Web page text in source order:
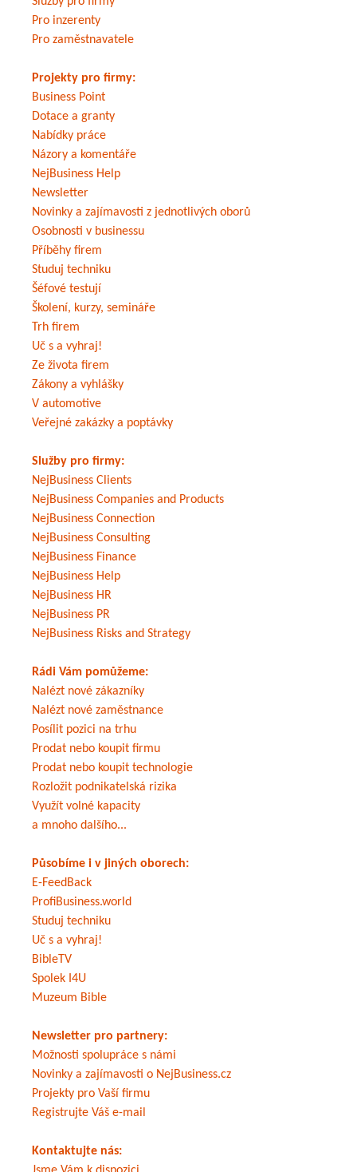
Pro inzerenty
Pro zaměstnavatele
Projekty pro firmy:
Business Point
Dotace a granty
Nabídky práce
Názory a komentáře
NejBusiness Help
Newsletter
Novinky a zajímavosti z jednotlivých oborů
Osobnosti v businessu
Příběhy firem
Studuj techniku
Šéfové testují
Školení, kurzy, semináře
Trh firem
Uč s a vyhraj!
Ze života firem
Zákony a vyhlášky
V automotive
Veřejné zakázky a poptávky
Služby pro firmy:
NejBusiness Clients
NejBusiness Companies and Products
NejBusiness Connection
NejBusiness Consulting
NejBusiness Finance
NejBusiness Help
NejBusiness HR
NejBusiness PR
NejBusiness Risks and Strategy
Rádi Vám pomůžeme:
Nalézt nové zákazníky
Nalézt nové zaměstnance
Posílit pozici na trhu
Prodat nebo koupit firmu
Prodat nebo koupit technologie
Rozložit podnikatelská rizika
Využít volné kapacity
a mnoho dalšího...
Působíme i v jiných oborech:
E-FeedBack
ProfiBusiness.world
Studuj techniku
Uč s a vyhraj!
BibleTV
Spolek I4U
Muzeum Bible
Newsletter pro partnery:
Možnosti spolupráce s námi
Novinky a zajímavosti o NejBusiness.cz
Projekty pro Vaší firmu
Registrujte Váš e-mail
Kontaktujte nás: